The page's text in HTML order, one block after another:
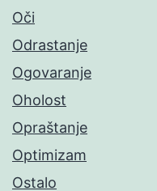
Oči
Odrastanje
Ogovaranje
Oholost
Opraštanje
Optimizam
Ostalo